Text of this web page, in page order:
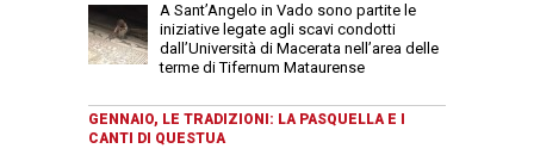
A Sant’Angelo in Vado sono partite le
iniziative legate agli scavi condotti
dall’Università di Macerata nell’area delle
terme di Tifernum Mataurense
GENNAIO, LE TRADIZIONI: LA PASQUELLA E I
CANTI DI QUESTUA